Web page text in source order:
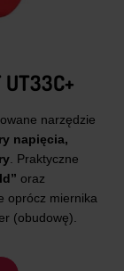
narzędzie
napięcia,
. Praktyczne
oraz
oprócz miernika
(obudowę).